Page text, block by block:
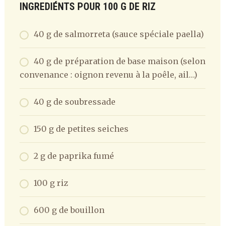
INGREDIÉNTS POUR 100 G DE RIZ
40 g de salmorreta (sauce spéciale paella)
40 g de préparation de base maison (selon
convenance : oignon revenu à la poêle, ail…)
40 g de soubressade
150 g de petites seiches
2 g de paprika fumé
100 g riz
600 g de bouillon